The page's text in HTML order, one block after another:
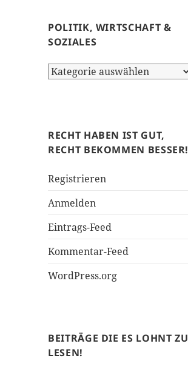
POLITIK, WIRTSCHAFT &
SOZIALES
Politik,
RECHT HABEN IST GUT,
RECHT BEKOMMEN BESSER!
Registrieren
Anmelden
Eintrags-Feed
Kommentar-Feed
WordPress.org
BEITRÄGE DIE ES LOHNT ZU
LESEN!